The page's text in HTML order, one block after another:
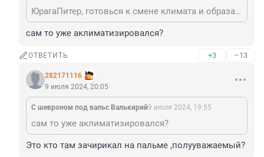
ЮрагаПитер, готовься к смене климата и образа жизни
сам то уже аклиматизировался?
ОТВЕТИТЬ +3 –13
282171116
9 июля 2024, 20:05
С шевроном под вальс Валькирий9 июля 2024, 19:55
сам то уже аклиматизировался?
Это кто там зачирикал на пальме ,полууважаемый?